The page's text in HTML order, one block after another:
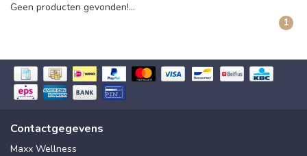
Geen producten gevonden!...
1
Contactgegevens
Maxx Wellness